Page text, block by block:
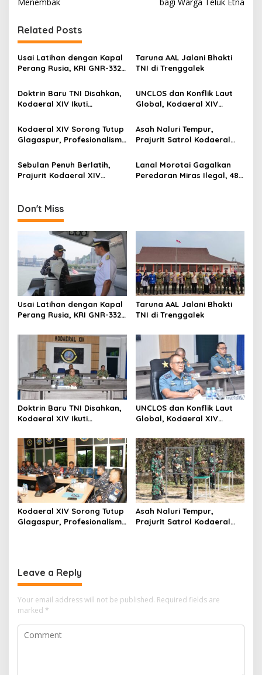
n
a
v
g
a
t
i
o
n
Menembak bagi Warga Teluk Etna
Related Posts
Usai Latihan dengan Kapal
Perang Rusia, KRI GNR-332
Angkatan Laut Jepang
Taruna AAL Jalani Bhakti
TNI di Trenggalek
Doktrin Baru TNI Disahkan,
Kodaeral XIV Ikuti
Nusantara Secara Virtual
UNCLOS dan Konflik Laut
Global, Kodaeral XIV
Strategis Kemlu-TNI AL
Kodaeral XIV Sorong Tutup
Glagaspur, Profesionalisme
Diuji
Asah Naluri Tempur,
Prajurit Satrol Kodaeral
Latihan Menembak
Sebulan Penuh Berlatih,
Prajurit Kodaeral XIV
Lanal Morotai Gagalkan
Peredaran Miras Ilegal, 48
Don't Miss
Usai Latihan dengan Kapal
Perang Rusia, KRI GNR-332
Angkatan Laut Jepang
Taruna AAL Jalani Bhakti
TNI di Trenggalek
Doktrin Baru TNI Disahkan,
Kodaeral XIV Ikuti
Nusantara Secara Virtual
UNCLOS dan Konflik Laut
Global, Kodaeral XIV
Strategis Kemlu-TNI AL
Kodaeral XIV Sorong Tutup
Glagaspur, Profesionalisme
Asah Naluri Tempur,
Prajurit Satrol Kodaeral
Leave a Reply
Your email address will not be published. Required fields are
marked *